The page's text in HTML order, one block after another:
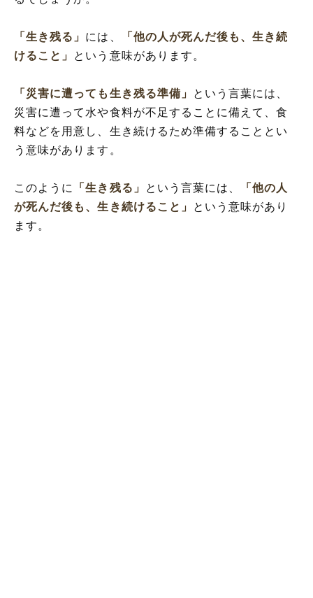
「生き残る」 には、
「他の人が死んだ後も、生き続
けること」 という意味があります。
「災害に遭っても生き残る準備」
という言葉には、
災害に遭って水や食料が不足することに備えて、食
料などを用意し、生き続けるため準備することとい
う意味があります。
このように 「生き残る」 という言葉には、
「他の人
が死んだ後も、生き続けること」
という意味があり
ます。